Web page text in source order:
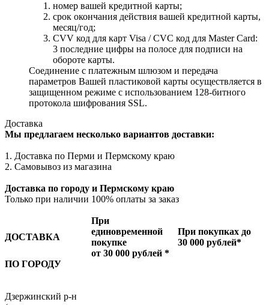
номер вашей кредитной карты;
cрок окончания действия вашей кредитной карты,
месяц/год;
CVV код для карт Visa / CVC код для Master Card:
3 последние цифры на полосе для подписи на
обороте карты.
Соединение с платежным шлюзом и передача
параметров Вашей пластиковой карты осуществляется в
защищенном режиме с использованием 128-битного
протокола шифрования SSL.
Доставка
Мы предлагаем несколько вариантов доставки:
1. Доставка по Перми и Пермскому краю
2. Самовывоз из магазина
Доставка по городу и Пермскому краю
Только при наличии 100% оплаты за заказ
ДОСТАВКА
При
единовременной
покупке
от 30 000 рублей *
При покупках до
30 000 рублей*
ПО ГОРОДУ
Дзержинский р-н